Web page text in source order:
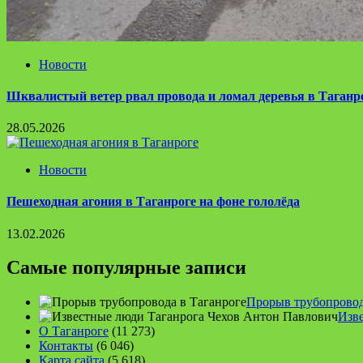
Новости
Шквалистый ветер рвал провода и ломал деревья в
28.05.2026
Новости
Пешеходная агония в Таганроге на фоне гололёда
13.02.2026
Самые популярные записи
Прорыв
О Таганроге (11 273)
Контакты (6 046)